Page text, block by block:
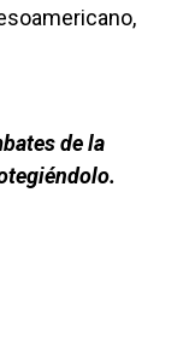
de la